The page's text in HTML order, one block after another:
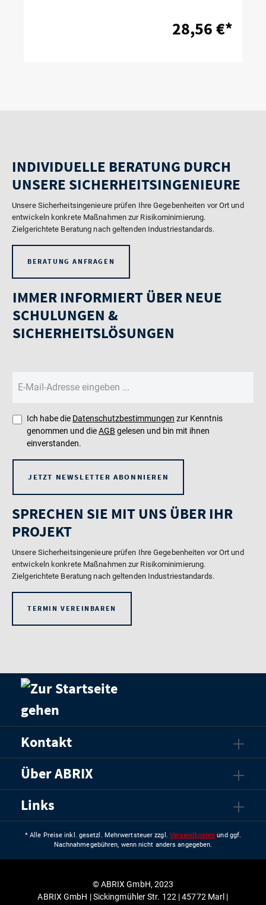
28,56 €*
INDIVIDUELLE BERATUNG DURCH
UNSERE SICHERHEITSINGENIEURE
Unsere Sicherheitsingenieure prüfen Ihre Gegebenheiten vor Ort und
entwickeln konkrete Maßnahmen zur Risikominimierung.
Zielgerichtete Beratung nach geltenden Industriestandards.
BERATUNG ANFRAGEN
IMMER INFORMIERT ÜBER NEUE
SCHULUNGEN &
SICHERHEITSLÖSUNGEN
Ich habe die Datenschutzbestimmungen zur Kenntnis
genommen und dieAGB gelesen und bin mit ihnen
einverstanden.
JETZT NEWSLETTER ABONNIEREN
SPRECHEN SIE MIT UNS ÜBER IHR
PROJEKT
Unsere Sicherheitsingenieure prüfen Ihre Gegebenheiten vor Ort und
entwickeln konkrete Maßnahmen zur Risikominimierung.
Zielgerichtete Beratung nach geltenden Industriestandards.
TERMIN VEREINBAREN
Kontakt
Über ABRIX
Links
* Alle Preise inkl. gesetzl. Mehrwertsteuer zzgl. Versandkosten und ggf.
Nachnahmegebühren, wenn nicht anders angegeben.
© ABRIX GmbH, 2023
ABRIX GmbH | Sickingmühler Str. 122 | 45772 Marl |